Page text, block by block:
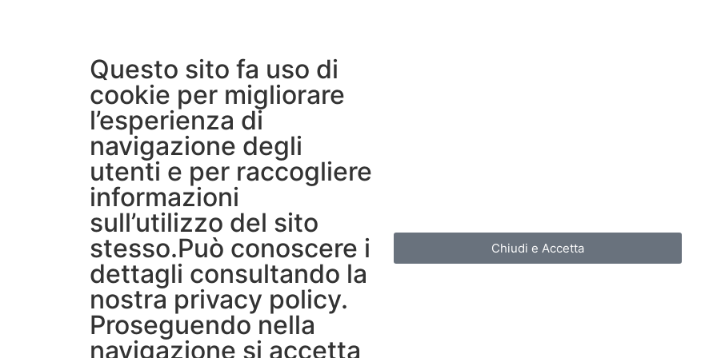
Questo sito fa uso di
cookie per migliorare
l’esperienza di
navigazione degli
utenti e per raccogliere
informazioni
sull’utilizzo del sito
stesso.Può conoscere i
dettagli consultando la
nostra privacy policy.
Proseguendo nella
navigazione si accetta
Chiudi e Accetta